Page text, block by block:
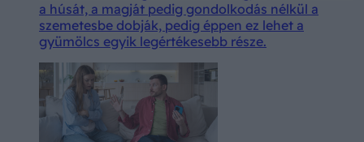
a húsát, a magját pedig gondolkodás nélkül a
szemetesbe dobják, pedig éppen ez lehet a
gyümölcs egyik legértékesebb része.